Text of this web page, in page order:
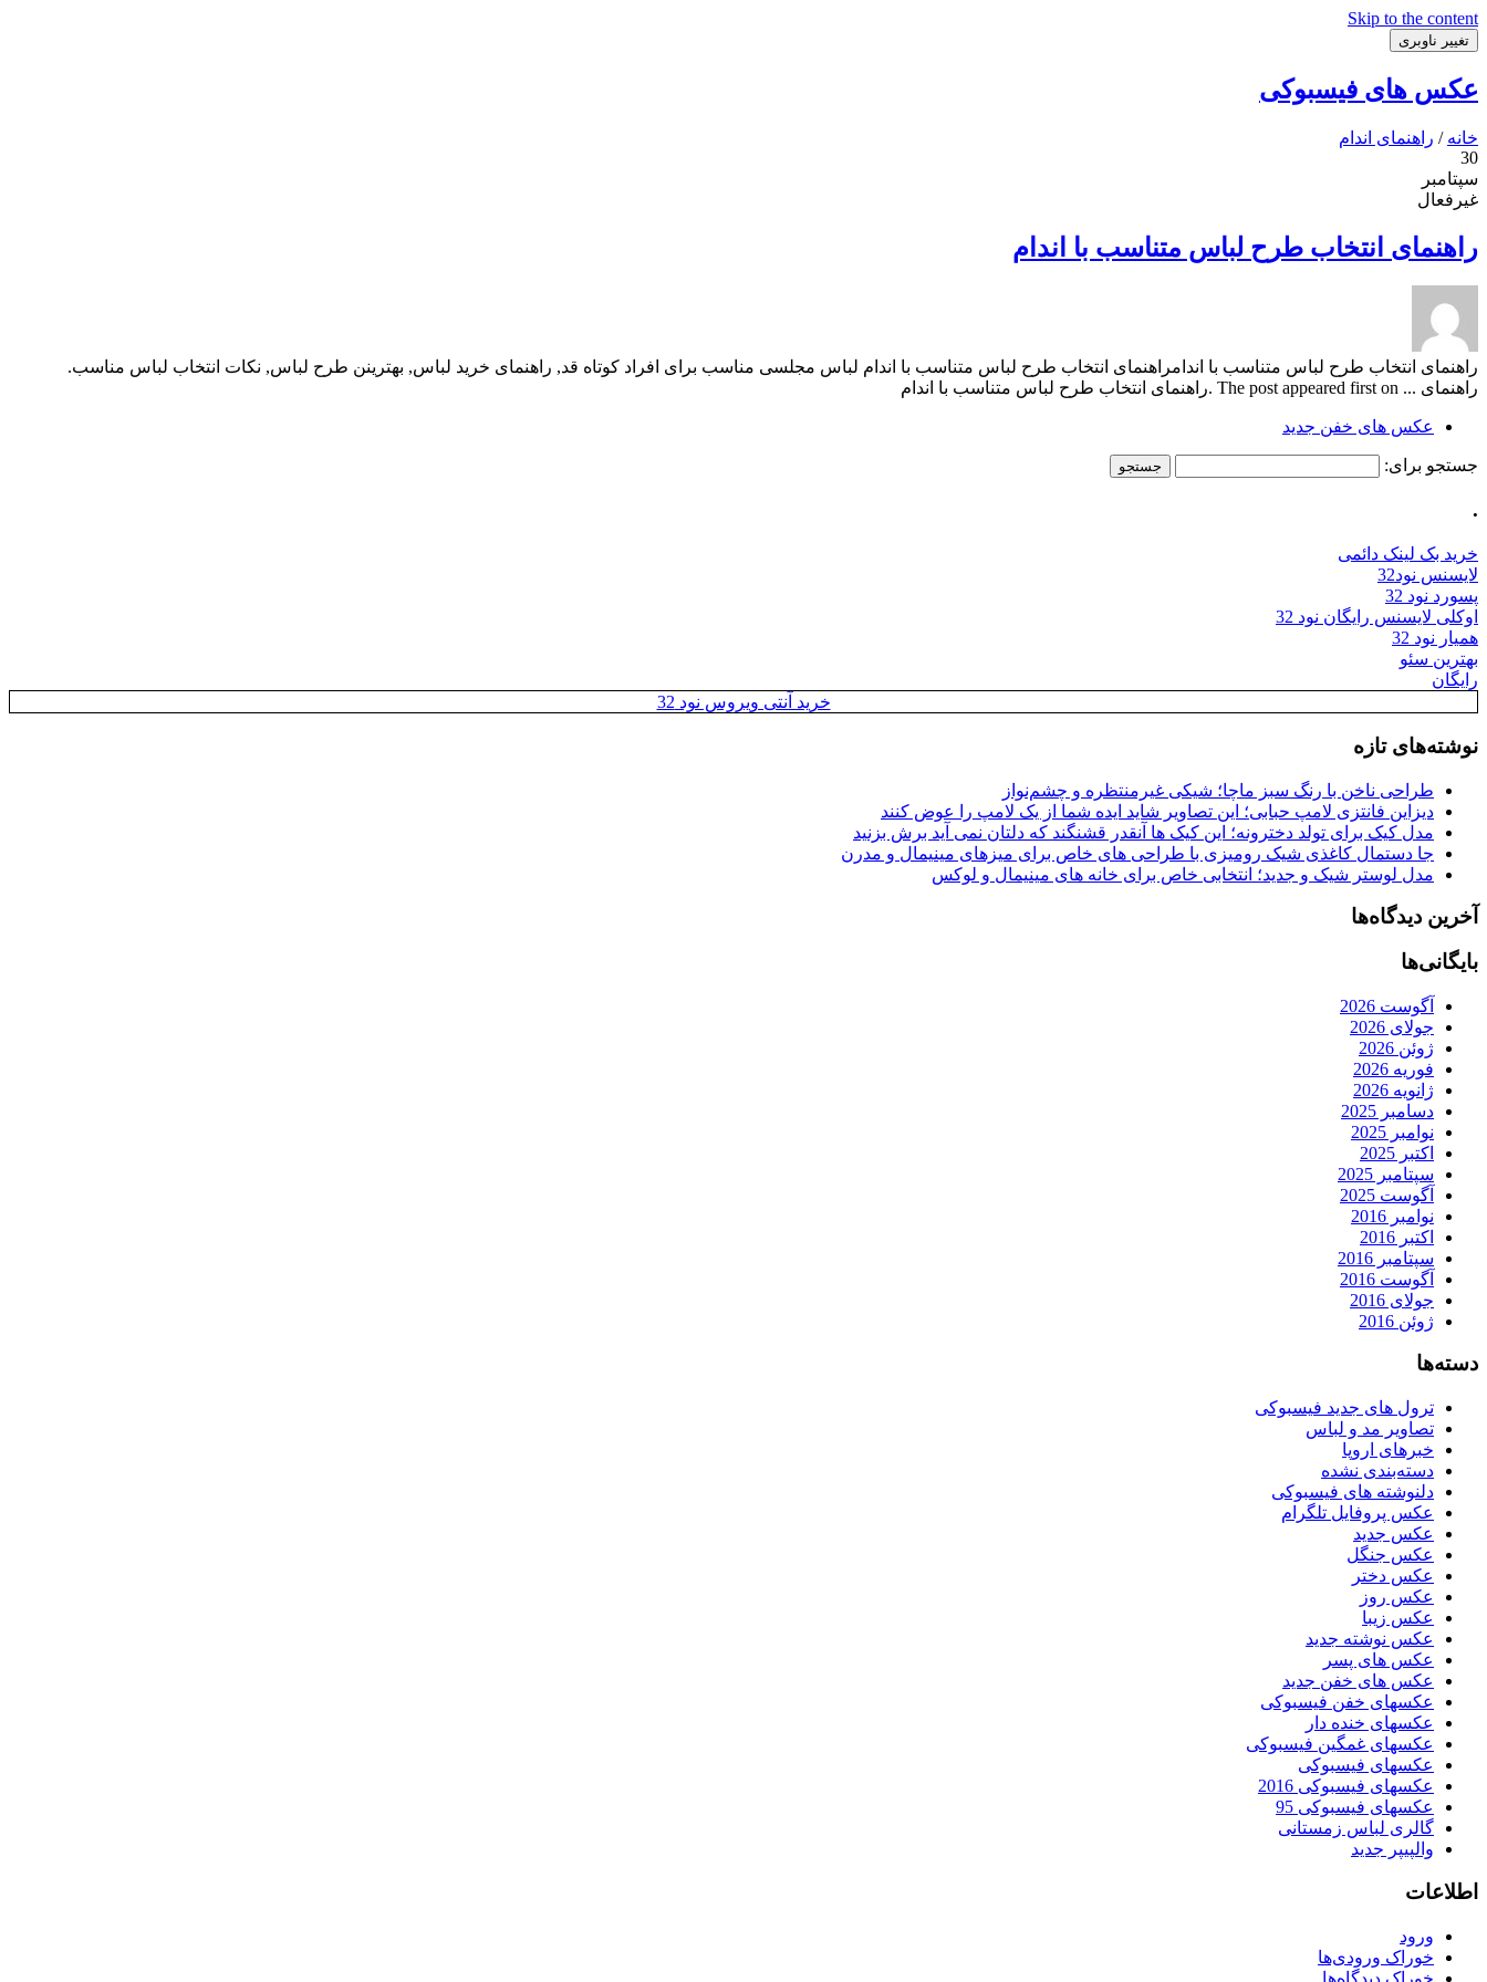
Skip to the content
تغییر ناوبری
عکس های فیسبوکی
خانه / راهنمای اندام
30
سپتامبر
غیرفعال
راهنمای انتخاب طرح لباس متناسب با اندام
راهنمای انتخاب طرح لباس متناسب با اندامراهنمای انتخاب طرح لباس متناسب با اندام لباس مجلسی مناسب برای افراد کوتاه قد, راهنمای خرید لباس, بهترینن طرح لباس, نکات انتخاب لباس مناسب.
راهنمای ... The post appeared first on .راهنمای انتخاب طرح لباس متناسب با اندام
عکس های خفن جدید
جستجو برای:
.
خرید بک لینک دائمی
لایسنس نود32
پسورد نود 32
اوکلی لایسنس رایگان نود 32
همیار نود 32
بهترین سئو
رایگان
خرید آنتی ویروس نود 32
نوشته‌های تازه
طراحی ناخن با رنگ سبز ماچا؛ شیکی غیرمنتظره و چشم‌نواز
دیزاین فانتزی لامپ حبابی؛ این تصاویر شاید ایده شما از یک لامپ را عوض کنند
مدل کیک برای تولد دخترونه؛ این کیک ها آنقدر قشنگند که دلتان نمی آید برش بزنید
جا دستمال کاغذی شیک رومیزی با طراحی های خاص برای میزهای مینیمال و مدرن
مدل لوستر شیک و جدید؛ انتخابی خاص برای خانه های مینیمال و لوکس
آخرین دیدگاه‌ها
بایگانی‌ها
آگوست 2026
جولای 2026
ژوئن 2026
فوریه 2026
ژانویه 2026
دسامبر 2025
نوامبر 2025
اکتبر 2025
سپتامبر 2025
آگوست 2025
نوامبر 2016
اکتبر 2016
سپتامبر 2016
آگوست 2016
جولای 2016
ژوئن 2016
دسته‌ها
ترول های جدید فیسبوکی
تصاویر مد و لباس
خبرهای اروپا
دسته‌بندی نشده
دلنوشته های فیسبوکی
عکس پروفایل تلگرام
عکس جدید
عکس جنگل
عکس دختر
عکس روز
عکس زیبا
عکس نوشته جدید
عکس های پسر
عکس های خفن جدید
عکسهای خفن فیسبوکی
عکسهای خنده دار
عکسهای غمگین فیسبوکی
عکسهای فیسبوکی
عکسهای فیسبوکی 2016
عکسهای فیسبوکی 95
گالری لباس زمستانی
والپیپر جدید
اطلاعات
ورود
خوراک ورودی‌ها
خوراک دیدگاه‌ها